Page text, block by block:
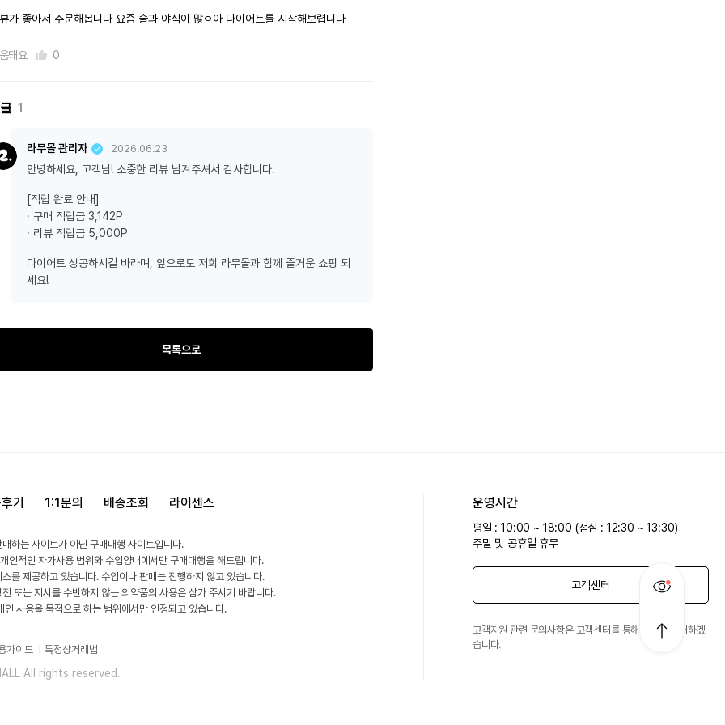
가 좋아서 주문해봅니다 요즘 술과 야식이 많ㅇ아 다이어트를 시작해보렵니다
돼요 0
1
라무몰 관리자 2026.06.23
안녕하세요, 고객님! 소중한 리뷰 남겨주셔서 감사합니다.
[적립 완료 안내]
· 구매 적립금 3,142P
· 리뷰 적립금 5,000P
다이어트 성공하시길 바라며, 앞으로도 저희 라무몰과 함께 즐거운 쇼핑 되
세요!
목록으로
기 1:1문의 배송조회 라이센스
하는 사이트가 아닌 구매대행 사이트입니다.
인적인 자가사용 범위와 수입양내에서만 구매대행을 해드립니다.
를 제공하고 있습니다. 수입이나 판매는 진행하지 않고 있습니다.
또는 지시를 수반하지 않는 의약품의 사용은 삼가 주시기 바랍니다.
사용을 목적으로 하는 범위에서만 인정되고 있습니다.
가이드 특정상거래법
All rights reserved.
운영시간
평일 : 10:00 ~ 18:00 (점심 : 12:30 ~ 13:30)
주말 및 공휴일 휴무
고객센터
고객지원 관련 문의사항은 고객센터를 통해 친절히 안내하겠
습니다.